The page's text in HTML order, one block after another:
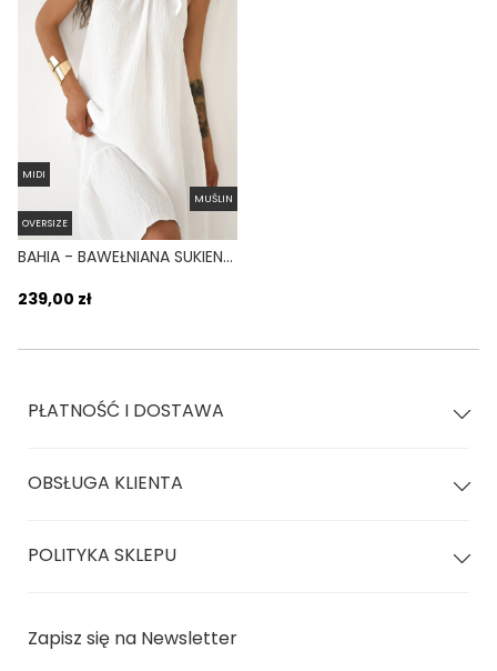
MIDI
MUŚLIN
OVERSIZE
BAHIA - BAWEŁNIANA SUKIENKA MIDI Z MUŚLINU BIAŁA
239,00 zł
PŁATNOŚĆ I DOSTAWA
OBSŁUGA KLIENTA
POLITYKA SKLEPU
Zapisz się na Newsletter